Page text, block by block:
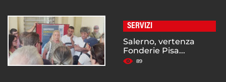
SERVIZI
Salerno, vertenza
Fonderie Pisa...
89